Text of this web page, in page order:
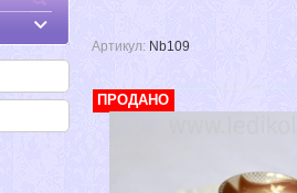
Артикул: Nb109
ПРОДАНО